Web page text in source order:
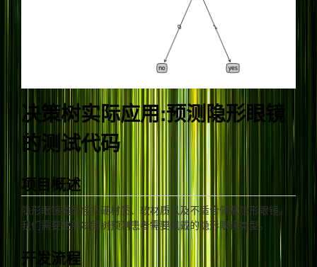
决策树实际应用:预测隐形眼镜
的测试代码
项目概述
隐形眼镜类型包括硬材质、软材质以及不适合佩戴隐形眼镜。
我们需要使用决策树预测患者需要佩戴的隐形眼镜类型。
开发流程